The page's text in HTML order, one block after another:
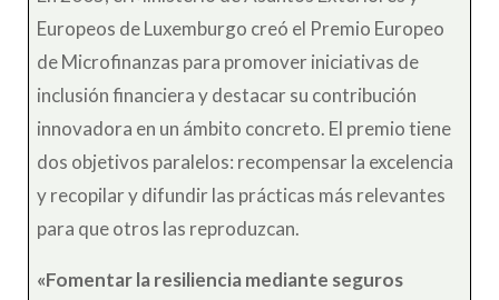
Europeos de Luxemburgo creó el Premio Europeo
de Microfinanzas para promover iniciativas de
inclusión financiera y destacar su contribución
innovadora en un ámbito concreto. El premio tiene
dos objetivos paralelos: recompensar la excelencia
y recopilar y difundir las prácticas más relevantes
para que otros las reproduzcan.
«Fomentar la resiliencia mediante seguros